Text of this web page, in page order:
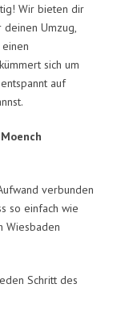
Wir bieten dir
deinen Umzug,
sich um
auf
verbunden
so einfach wie
Wiesbaden
Schritt des